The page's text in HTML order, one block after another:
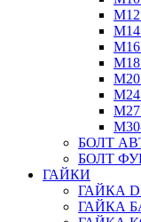
М12
М14
М16
М18
М20
М24
М27
БОЛТ
БОЛТ
ГАЙКИ
ГАЙКА
ГАЙКА